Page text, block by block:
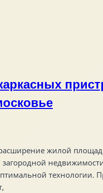
жилой
технологии.